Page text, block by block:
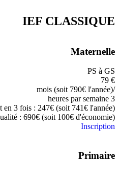
IEF CLASSIQUE
Maternelle
PS à GS
€
79
/mois (soit 790€ l'année)
3 heures par semaine
en 3 fois : 247€ (soit 741€ l'année)
: 690€ (soit 100€ d'économie)
Inscription
Primaire